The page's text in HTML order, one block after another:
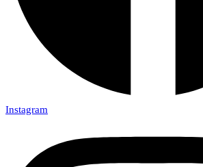
Instagram